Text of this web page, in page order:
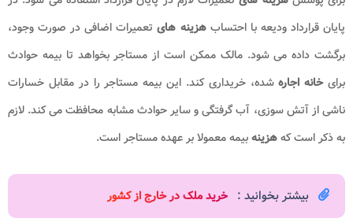
پایان قرارداد ودیعه با احتسابهزینه هایتعمیرات اضافی در صورت وجود،
برگشت داده می شود. مالک ممکن است از مستاجر بخواهد تا بیمه حوادث
برایخانه اجارهشده، خریداری کند. این بیمه مستاجر را در مقابل خسارات
ناشی از آتش سوزی، آب گرفتگی و سایر حوادث مشابه محافظت می کند. لازم
به ذکر است کههزینهبیمه معمولا بر عهده مستاجر است.
بیشتر بخوانید : خرید ملک در خارج از کشور​